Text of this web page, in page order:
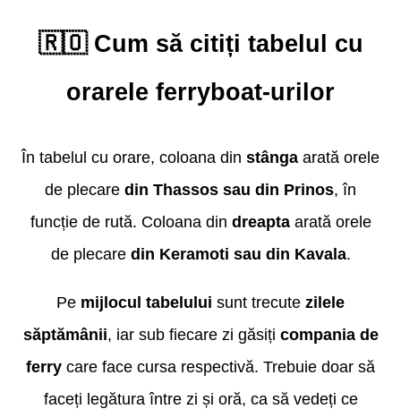
🇷🇴 Cum să citiți tabelul cu
orarele ferryboat-urilor
În tabelul cu orare, coloana din stânga arată orele
de plecare din Thassos sau din Prinos, în
funcție de rută. Coloana din dreaptaarată orele
de plecare din Keramoti sau din Kavala.
Pe mijlocul tabelului sunt trecute zilele
săptămânii, iar sub fiecare zi găsiți compania de
ferry care face cursa respectivă. Trebuie doar să
faceți legătura între zi și oră, ca să vedeți ce